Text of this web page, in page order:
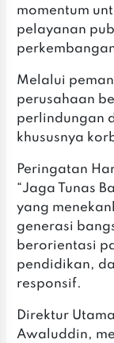
momentum
pelayanan
‎‎Melalui
perusahaan
perlindungan
khususnya
‎Peringatan
“Jaga Tunas
yang
generasi
berorientasi
pendidikan,
responsif.
‎Direktur
Awaluddin,